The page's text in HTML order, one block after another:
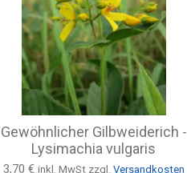
Gewöhnlicher Gilbweiderich -
Lysimachia vulgaris
3,70 € inkl. MwSt zzgl. Versandkosten